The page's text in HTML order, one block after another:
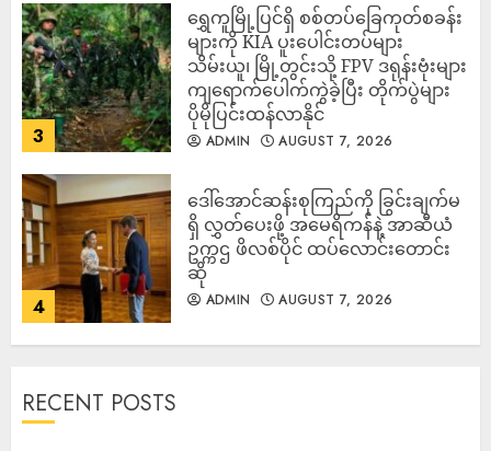
3
‎ရွှေကူမြို့ပြင်ရှိ စစ်တပ်ခြေကုတ်စခန်း
များကို KIA ပူးပေါင်းတပ်များ
သိမ်းယူ၊ မြို့တွင်းသို့ FPV ဒရုန်းဗုံးများ
ကျရောက်ပေါက်ကွဲခဲ့ပြီး တိုက်ပွဲများ
ပိုမိုပြင်းထန်လာနိုင်
ADMIN AUGUST 7, 2026
4
ဒေါ်အောင်ဆန်းစုကြည်ကို ခြွင်းချက်မ
ရှိ လွှတ်ပေးဖို့ အမေရိကန်နဲ့ အာဆီယံ
ဥက္ကဌ ဖိလစ်ပိုင် ထပ်လောင်းတောင်း
ဆို
ADMIN AUGUST 7, 2026
RECENT POSTS